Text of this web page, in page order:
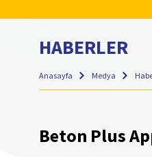
HABERLER
Anasayfa Medya
Beton Plus